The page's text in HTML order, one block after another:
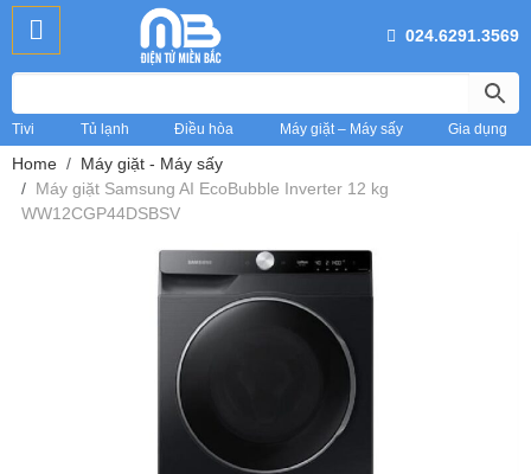
024.6291.3569
Tivi Tủ lạnh Điều hòa Máy giặt – Máy sấy Gia dụng
Home
Máy giặt - Máy sấy
Máy giặt Samsung AI EcoBubble Inverter 12 kg
WW12CGP44DSBSV